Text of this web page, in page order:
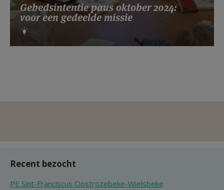
Gebedsintentie paus oktober 2024:
voor een gedeelde missie
Recent bezocht
PE Sint-Franciscus Oostrozebeke-Wielsbeke